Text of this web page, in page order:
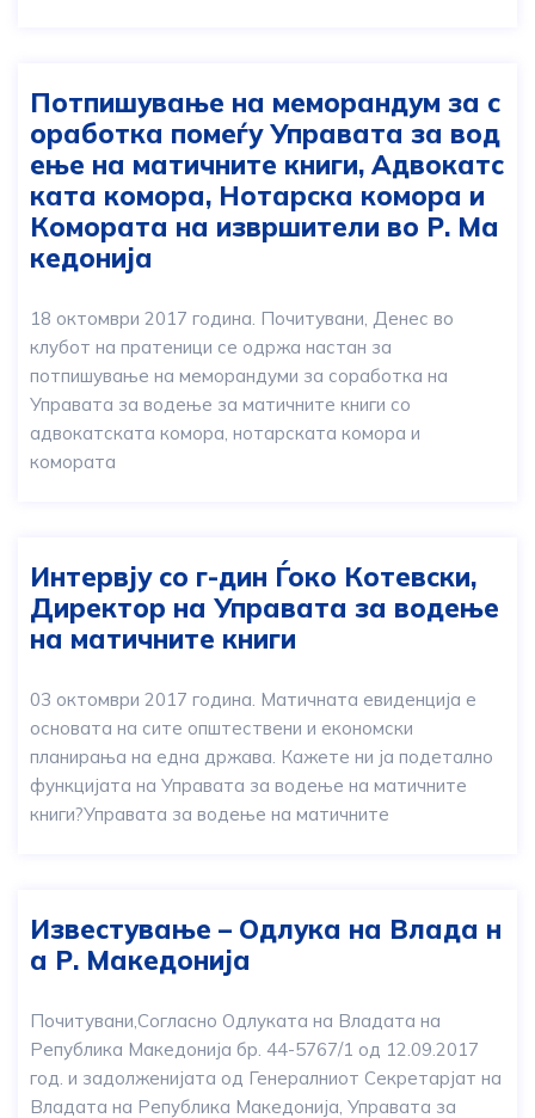
Потпишување на меморандум за с
оработка помеѓу Управата за вод
ење на матичните книги, Адвокатс
ката комора, Нотарска комора и
Комората на извршители во Р. Ма
кедонија
18 октомври 2017 година. Почитувани, Денес во
клубот на пратеници се одржа настан за
потпишување на меморандуми за соработка на
Управата за водење за матичните книги со
адвокатската комора, нотарската комора и
комората
Интервју со г-дин Ѓоко Котевски,
Директор на Управата за водење
на матичните книги
03 октомври 2017 година. Матичната евиденција е
основата на сите општествени и економски
планирања на една држава. Кажете ни ја подетално
функцијата на Управата за водење на матичните
книги?Управата за водење на матичните
Известување – Одлука на Влада н
а Р. Македонија
Почитувани,Согласно Одлуката на Владата на
Република Македонија бр. 44-5767/1 од 12.09.2017
год. и задолженијата од Генералниот Секретарјат на
Владата на Република Македонија, Управата за